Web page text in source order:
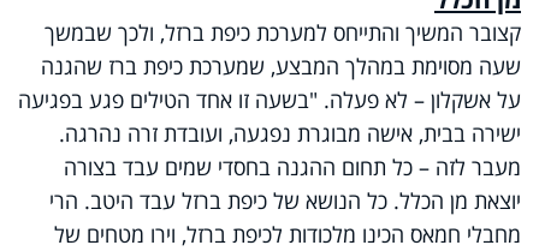
קצובר המשיך והתייחס למערכת כיפת ברזל, ולכך שבמשך
שעה מסוימת במהלך המבצע, שמערכת כיפת ברז שהגנה
על אשקלון – לא פעלה. "בשעה זו אחד הטילים פגע בפגיעה
ישירה בבית, אישה מבוגרת נפגעה, ועובדת זרה נהרגה.
מעבר לזה – כל תחום ההגנה בחסדי שמים עבד בצורה
יוצאת מן הכלל. כל הנושא של כיפת ברזל עבד היטב. הרי
מחבלי חמאס הכינו מלכודות לכיפת ברזל, וירו מטחים של